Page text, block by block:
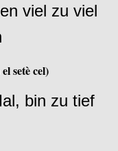
viel zu viel
setè cel)
bin zu tief